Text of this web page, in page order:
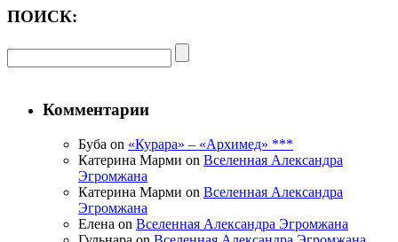
ПОИСК:
Комментарии
Буба on «Курара» – «Архимед» ***
Катерина Марми on Вселенная Александра
Эгромжана
Катерина Марми on Вселенная Александра
Эгромжана
Елена on Вселенная Александра Эгромжана